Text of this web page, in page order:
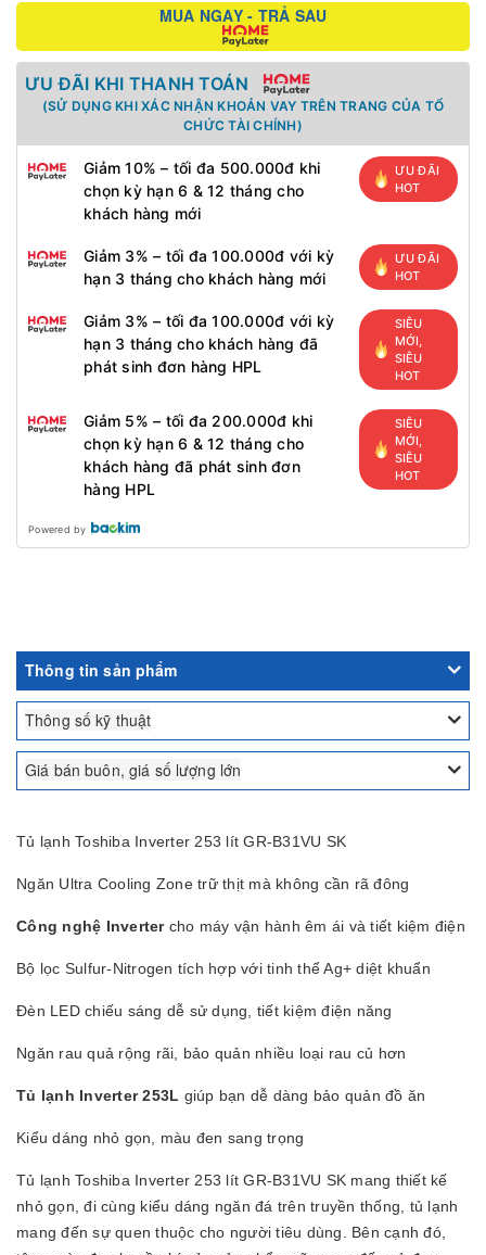
MUA NGAY - TRẢ SAU
ƯU ĐÃI KHI THANH TOÁN
(SỬ DỤNG KHI XÁC NHẬN KHOẢN VAY TRÊN TRANG CỦA TỔ
CHỨC TÀI CHÍNH)
Giảm 10% – tối đa 500.000đ khi
chọn kỳ hạn 6 & 12 tháng cho
khách hàng mới
ƯU ĐÃI
HOT
Giảm 3% – tối đa 100.000đ với kỳ
hạn 3 tháng cho khách hàng mới
ƯU ĐÃI
HOT
Giảm 3% – tối đa 100.000đ với kỳ
hạn 3 tháng cho khách hàng đã
phát sinh đơn hàng HPL
SIÊU
MỚI,
SIÊU
HOT
Giảm 5% – tối đa 200.000đ khi
chọn kỳ hạn 6 & 12 tháng cho
khách hàng đã phát sinh đơn
hàng HPL
SIÊU
MỚI,
SIÊU
HOT
Powered by
Thông tin sản phẩm
Thông số kỹ thuật
Giá bán buôn, giá số lượng lớn
Tủ lạnh Toshiba Inverter 253 lít GR-B31VU SK
Ngăn Ultra Cooling Zone trữ thịt mà không cần rã đông
Công nghệ Invertercho máy vận hành êm ái và tiết kiệm điện
Bộ lọc Sulfur-Nitrogen tích hợp với tinh thể Ag+ diệt khuẩn
Đèn LED chiếu sáng dễ sử dụng, tiết kiệm điện năng
Ngăn rau quả rộng rãi, bảo quản nhiều loại rau củ hơn
Tủ lạnh Inverter 253L giúp bạn dễ dàng bảo quản đồ ăn
Kiểu dáng nhỏ gọn, màu đen sang trọng
Tủ lạnh Toshiba Inverter 253 lít GR-B31VU SK mang thiết kế
nhỏ gọn, đi cùng kiểu dáng ngăn đá trên truyền thống, tủ lạnh
mang đến sự quen thuộc cho người tiêu dùng. Bên cạnh đó,